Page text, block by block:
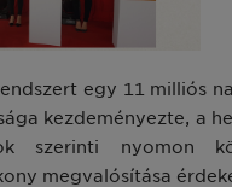
egy 11 milliós
kezdeményezte, a
szerinti nyomon
megvalósítása